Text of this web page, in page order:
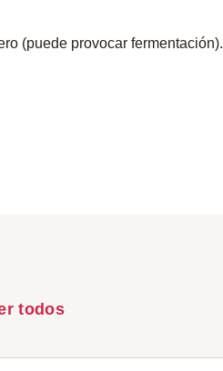
(puede provocar fermentación).
todos